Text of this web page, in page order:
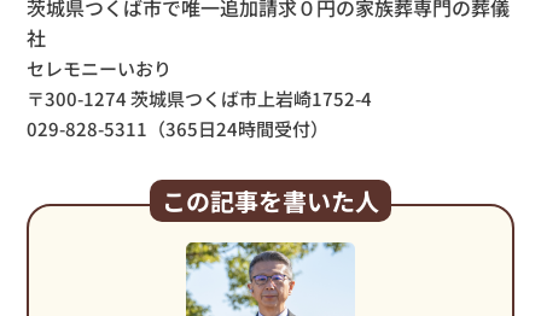
茨城県つくば市で唯一追加請求０円の家族葬専門の葬儀
社
セレモニーいおり
〒300-1274 茨城県つくば市上岩崎1752-4
029-828-5311（365日24時間受付）
この記事を書いた人